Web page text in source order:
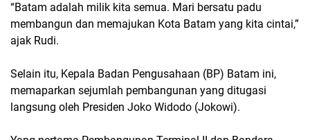
“Batam adalah milik kita semua. Mari bersatu padu
membangun dan memajukan Kota Batam yang kita cintai,”
ajak Rudi.
Selain itu, Kepala Badan Pengusahaan (BP) Batam ini,
memaparkan sejumlah pembangunan yang ditugasi
langsung oleh Presiden Joko Widodo (Jokowi).